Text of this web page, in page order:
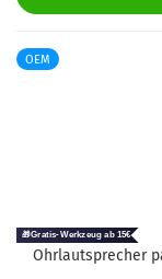
OEM
Ohr­laut­spre­cher